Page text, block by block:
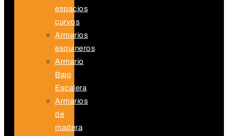
espacios
curvos
Armarios
esquineros
Armario
Bajo
Escalera
Armarios
de
madera